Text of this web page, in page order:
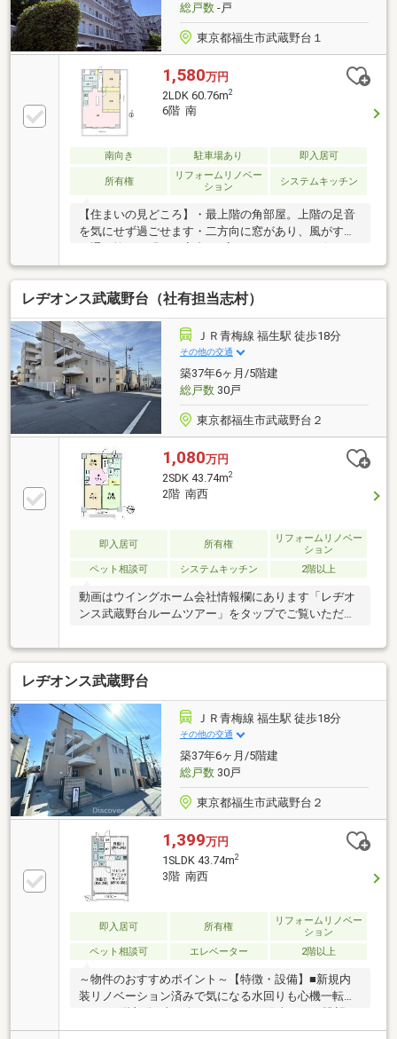
総戸数-戸
東京都福生市武蔵野台１
1,580万円
2LDK 60.76m2
6階 南
南向き 駐車場あり 即入居可
所有権
リフォームリノベー
ション
システムキッチン
【住まいの見どころ】・最上階の角部屋。上階の足音
を気にせず過ごせます・二方向に窓があり、風がすっ
と居室の両方から出入り可能・2018年2月にフルリフ
ォーム履歴あり。清潔な内装ですぐに新生活を始めら
れます【ロケーション・ライフインフラ】・スーパー
もコンビニも徒歩10分以内。仕事帰りの買い物もスム
ーズ・急な買い足しも、車を出さずに歩いて完結「お
家探し、何から始めればいいか分からない」そんな方
こそ、ウイングホームへ。西多摩に根ざしたスタッフ
が、疑問も不安も丁寧に向き合います。
レヂオンス武蔵野台（社有担当志村）
ＪＲ青梅線 福生駅 徒歩18分
その他の交通
築37年6ヶ月/5階建
総戸数30戸
東京都福生市武蔵野台２
1,080万円
2SDK 43.74m2
2階 南西
即入居可 所有権
リフォームリノベー
ション
ペット相談可
システムキッチン 2階以上
動画はウイングホーム会社情報欄にあります「レヂオ
ンス武蔵野台ルームツアー」をタップでご覧いただけ
シャワールームと洗面室をリフォーム済み。清潔感あ
るお部屋で快適に過ごせます。■建物・設備・2DK+S
の間取で、納戸を活用すれば生活用品の整理がしやす
くなります・住戸は南西向きで、穏やかな陽当たりが
期待できます■周辺環境・JR青梅線「生駅徒歩18分、
八高線東福生駅も利用可能・スーパー・コンビニも徒
歩10分以内で買い物に便利■こんな方におすすめ・ペ
ットとの暮らしを大切にしたい方・複数沿線利用の
方・リフォーム済物件をお探しの方
レヂオンス武蔵野台
ＪＲ青梅線 福生駅 徒歩18分
その他の交通
築37年6ヶ月/5階建
総戸数30戸
東京都福生市武蔵野台２
1,399万円
1SLDK 43.74m2
3階 南西
即入居可 所有権
リフォームリノベー
ション
ペット相談可
エレベーター 2階以上
～物件のおすすめポイント～【特徴・設備】■新規内
装リノベーション済みで気になる水回りも心機一転で
通風良好です。■大切なペットを２匹まで飼育できる